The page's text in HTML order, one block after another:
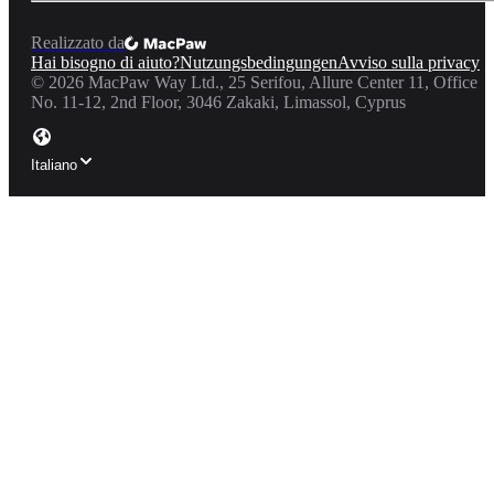
Realizzato da
Hai bisogno di aiuto?NutzungsbedingungenAvviso sulla privacy
© 2026 MacPaw Way Ltd., 25 Serifou, Allure Center 11, Office
No. 11-12, 2nd Floor, 3046 Zakaki, Limassol, Cyprus
Italiano